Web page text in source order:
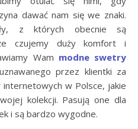
dawać nam się we znaki.
z których obecnie są
czujemy duży komfort i
Wam modne swetry
przez klientki za
w Polsce, jakie
kolekcji. Pasują one dla
i są bardzo wygodne.